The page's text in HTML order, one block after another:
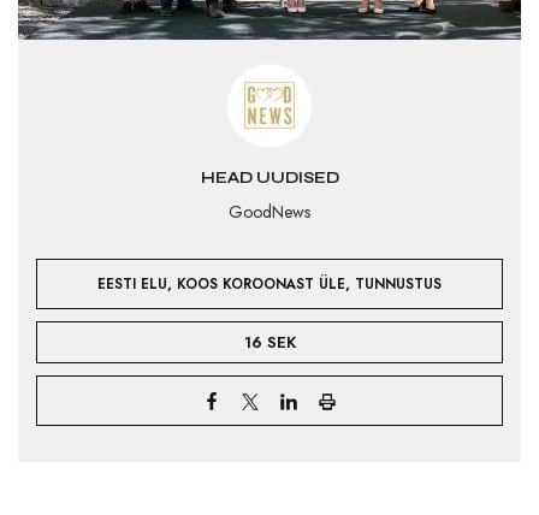
HEAD UUDISED
GoodNews
EESTI ELU, KOOS KOROONAST ÜLE, TUNNUSTUS
16 SEK